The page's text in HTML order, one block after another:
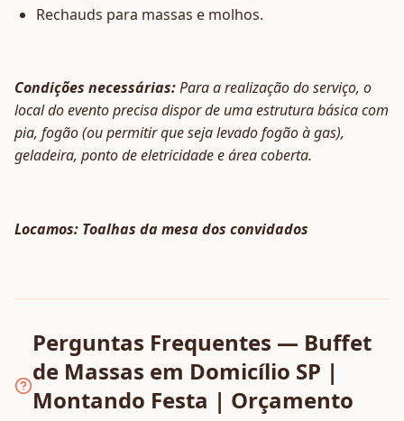
Rechauds para massas e molhos.
Condições necessárias:Para a realização do serviço, o
local do evento precisa dispor de uma estrutura básica com
pia, fogão (ou permitir que seja levado fogão à gas),
geladeira, ponto de eletricidade e área coberta.
Locamos: Toalhas da mesa dos convidados
Perguntas Frequentes — Buffet
de Massas em Domicílio SP |
Montando Festa | Orçamento